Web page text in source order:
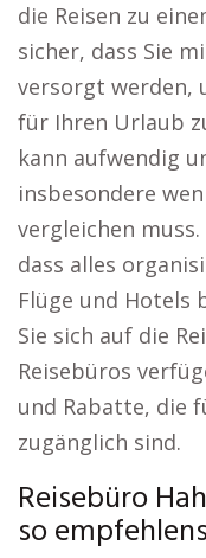
die Reisen zu
sicher, dass Sie
versorgt werden,
für Ihren Urlaub
kann aufwendig
insbesondere
vergleichen
dass alles
Flüge und Hotels
Sie sich auf die
Reisebüros
und Rabatte, die
zugänglich sind.
Reisebüro
so